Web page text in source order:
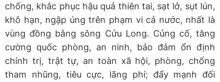
chống, khắc phục hậu quả thiên tai, sạt lở, sụt lún,
khô hạn, ngập úng trên phạm vi cả nước, nhất là
vùng đồng bằng sông Cửu Long. Củng cố, tăng
cường quốc phòng, an ninh, bảo đảm ổn định
chính trị, trật tự, an toàn xã hội, phòng, chống
tham nhũng, tiêu cực, lãng phí; đẩy mạnh đối